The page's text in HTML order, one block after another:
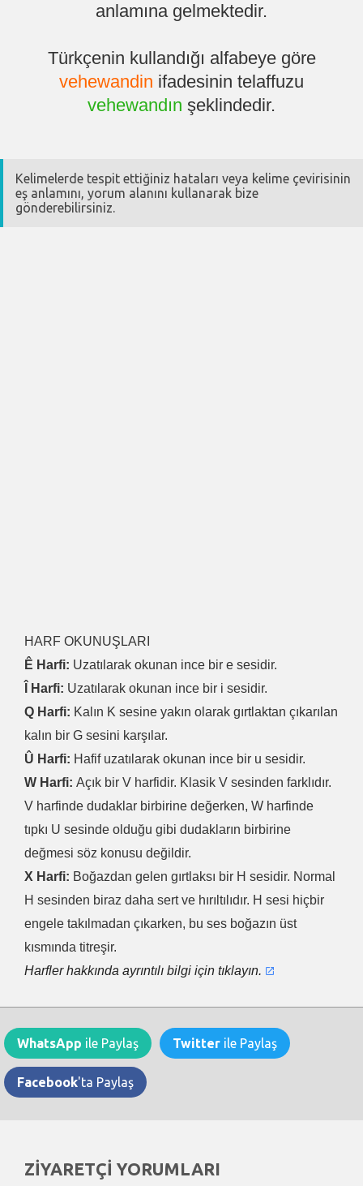
anlamına gelmektedir.
Türkçenin kullandığı alfabeye göre
vehewandin ifadesinin telaffuzu
vehewandın şeklindedir.
Kelimelerde tespit ettiğiniz hataları veya kelime çevirisinin
eş anlamını, yorum alanını kullanarak bize
gönderebilirsiniz.
HARF OKUNUŞLARI
Ê Harfi: Uzatılarak okunan ince bir e sesidir.
Î Harfi: Uzatılarak okunan ince bir i sesidir.
Q Harfi: Kalın K sesine yakın olarak gırtlaktan çıkarılan
kalın bir G sesini karşılar.
Û Harfi: Hafif uzatılarak okunan ince bir u sesidir.
W Harfi: Açık bir V harfidir. Klasik V sesinden farklıdır.
V harfinde dudaklar birbirine değerken, W harfinde
tıpkı U sesinde olduğu gibi dudakların birbirine
değmesi söz konusu değildir.
X Harfi: Boğazdan gelen gırtlaksı bir H sesidir. Normal
H sesinden biraz daha sert ve hırıltılıdır. H sesi hiçbir
engele takılmadan çıkarken, bu ses boğazın üst
kısmında titreşir.
Harfler hakkında ayrıntılı bilgi için tıklayın.
WhatsApp ile Paylaş Twitter ile Paylaş
Facebook'ta Paylaş
ZİYARETÇİ YORUMLARI